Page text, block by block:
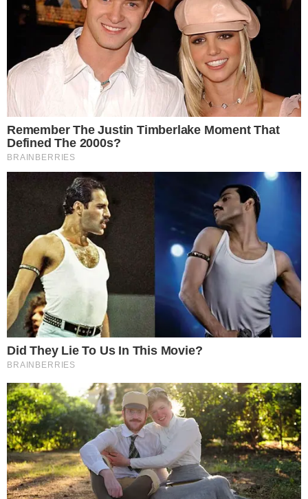
2 เมื่อกรีดเป็นร่องสองร่องแล้ว ให้นำเอาไม้แขวนเสื้อสองอันมาใส่ลง
ไปในช่องทั้งสองช่อง หากคิดภาพไม่ออกก็ดูตัวอ ย่ า งด้านล่างเลย
3 เมื่อเราสอดไม้แขวนลงไปตามตำแหน่งแล้ว ก็ให้นำเสื้อมาแขวน
ตากได้เลย เราก็จะได้ช่องว่างระบายอากาศในเสื้อแล้ว